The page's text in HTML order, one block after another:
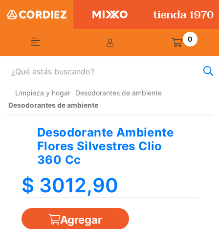
0
Limpieza y hogar
Desodorantes de ambiente
Desodorantes de ambiente
Desodorante Ambiente
Flores Silvestres Clio
360 Cc
$ 3012,90
Agregar